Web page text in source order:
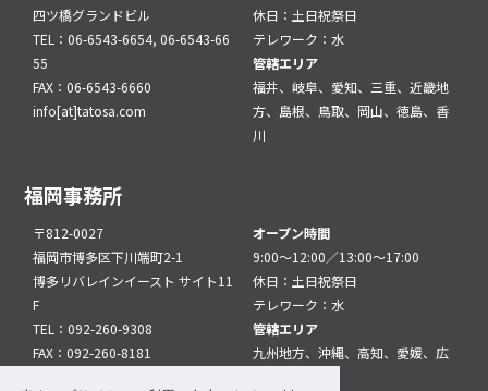
四ツ橋グランドビル
TEL：06-6543-6654, 06-6543-66
55
FAX：06-6543-6660
info[at]tatosa.com
休日：土日祝祭日
テレワーク：水
管轄エリア
福井、岐阜、愛知、三重、近畿地
方、島根、鳥取、岡山、徳島、香
川
福岡事務所
〒812-0027
福岡市博多区下川端町2-1
博多リバレインイースト サイト11
F
TEL：092-260-9308
FAX：092-260-8181
オープン時間
9:00～12:00／13:00～17:00
休日：土日祝祭日
テレワーク：水
管轄エリア
九州地方、沖縄、高知、愛媛、広